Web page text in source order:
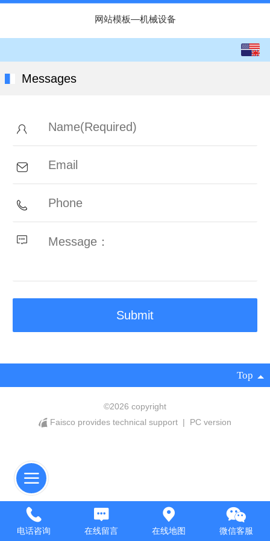
网站模板—机械设备
Messages
Top
©2026 copyright
Faisco provides technical support | PC version
电话咨询 在线留言 在线地图 微信客服